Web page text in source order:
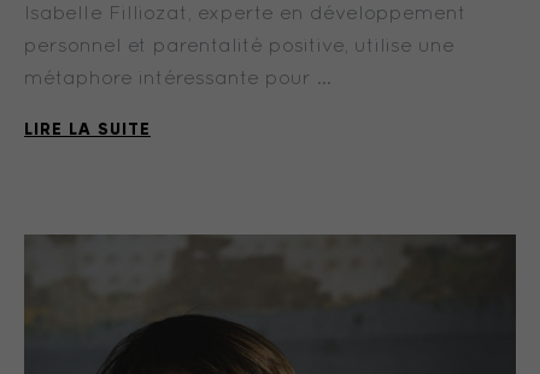
Isabelle Filliozat, experte en développement
personnel et parentalité positive, utilise une
métaphore intéressante pour …
LIRE LA SUITE